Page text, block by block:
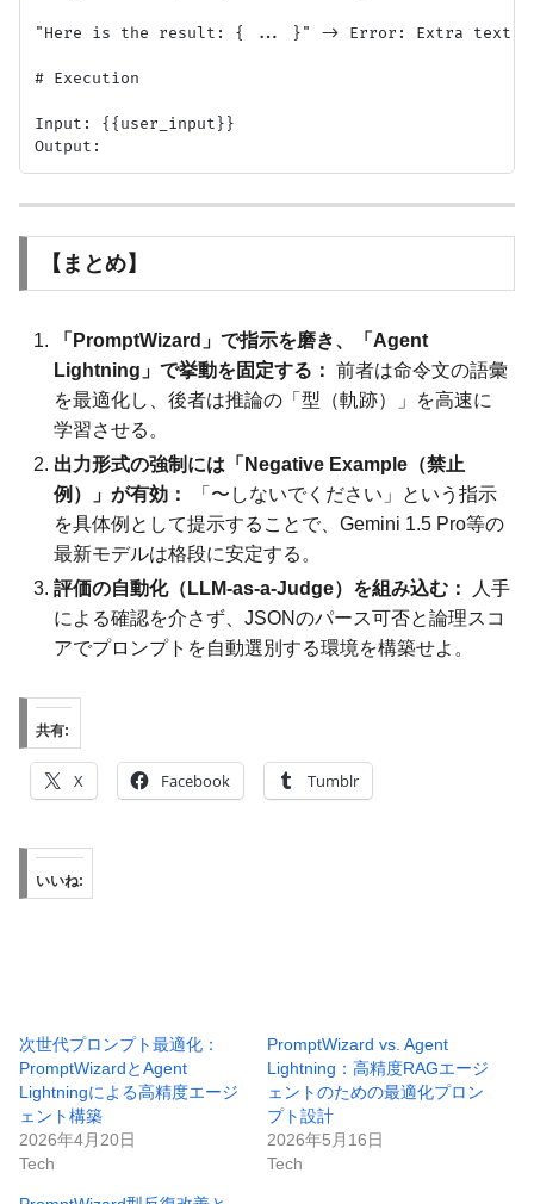
"Here is the result: { ... }" -> Error: Extra text
# Execution
Input: {{user_input}}
【まとめ】
「PromptWizard」で指示を磨き、「Agent
Lightning」で挙動を固定する： 前者は命令文の語彙
を最適化し、後者は推論の「型（軌跡）」を高速に
学習させる。
出力形式の強制には「Negative Example（禁止
例）」が有効：
「〜しないでください」という指示
を具体例として提示することで、Gemini 1.5 Pro等の
最新モデルは格段に安定する。
評価の自動化（LLM-as-a-Judge）を組み込む：
人手
による確認を介さず、JSONのパース可否と論理スコ
アでプロンプトを自動選別する環境を構築せよ。
共有:
X Facebook Tumblr
いいね:
次世代プロンプト最適化：
PromptWizardとAgent
Lightningによる高精度エージ
ェント構築
2026年4月20日
Tech
PromptWizard vs. Agent
Lightning：高精度RAGエージ
ェントのための最適化プロン
プト設計
2026年5月16日
Tech